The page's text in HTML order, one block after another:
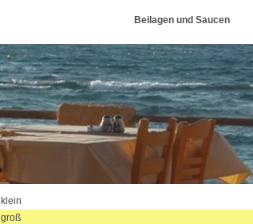
Beilagen und Saucen
klein
groß